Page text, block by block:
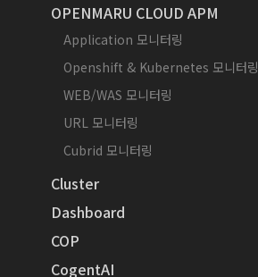
OPENMARU CLOUD APM
Application 모니터링
Openshift & Kubernetes 모니터링
WEB/WAS 모니터링
URL 모니터링
Cubrid 모니터링
Cluster
Dashboard
COP
CogentAI